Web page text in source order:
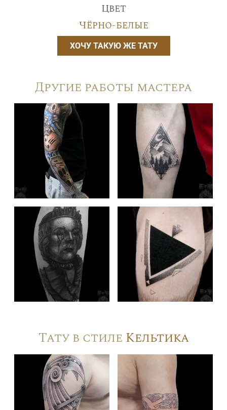
Цвет
Чёрно-белые
ХОЧУ ТАКУЮ ЖЕ ТАТУ
Другие работы мастера
Тату в стиле Кельтика